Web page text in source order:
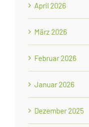
April 2026
März 2026
Februar 2026
Januar 2026
Dezember 2025